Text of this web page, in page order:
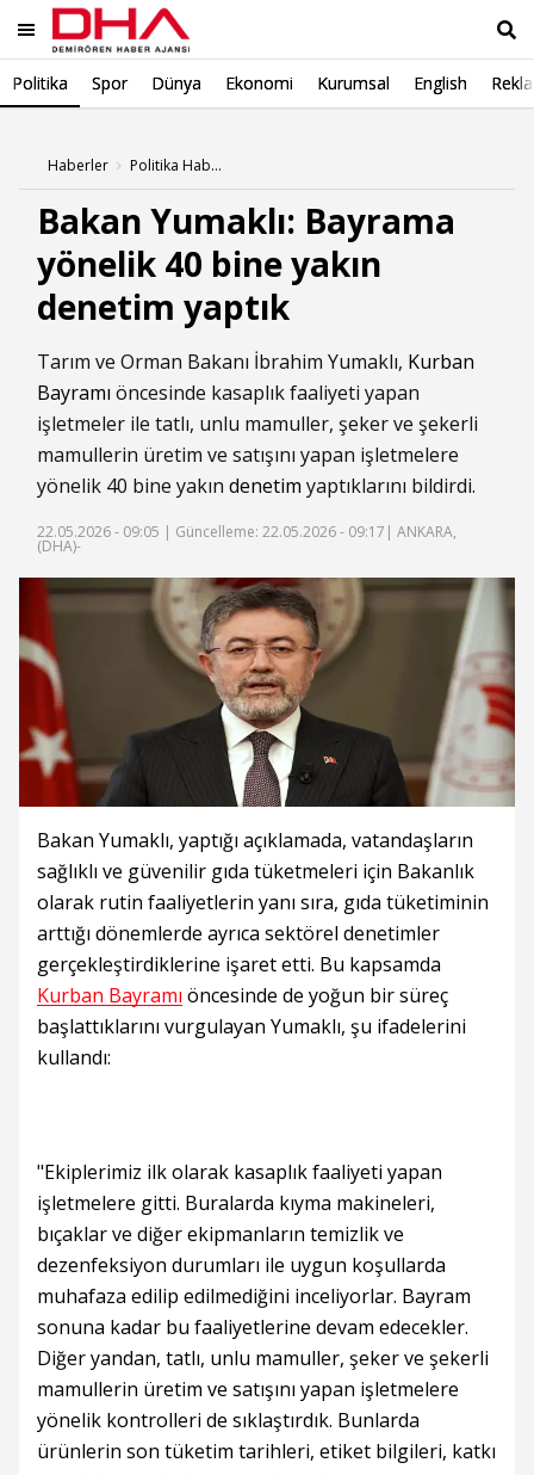
Politika Spor Dünya Ekonomi Kurumsal English
Haberler Politika Haberleri
Bakan Yumaklı: Bayrama
yönelik 40 bine yakın
denetim yaptık
Tarım ve Orman Bakanı İbrahim Yumaklı, Kurban
Bayramı öncesinde kasaplık faaliyeti yapan
işletmeler ile tatlı, unlu mamuller, şeker ve şekerli
mamullerin üretim ve satışını yapan işletmelere
yönelik 40 bine yakın denetim yaptıklarını bildirdi.
22.05.2026 - 09:05 | Güncelleme: 22.05.2026 - 09:17 | ANKARA,
(DHA)-
Bakan Yumaklı, yaptığı açıklamada, vatandaşların
sağlıklı ve güvenilir gıda tüketmeleri için Bakanlık
olarak rutin faaliyetlerin yanı sıra, gıda tüketiminin
arttığı dönemlerde ayrıca sektörel denetimler
gerçekleştirdiklerine işaret etti. Bu kapsamda
Kurban Bayramı öncesinde de yoğun bir süreç
başlattıklarını vurgulayan Yumaklı, şu ifadelerini
kullandı:
"Ekiplerimiz ilk olarak kasaplık faaliyeti yapan
işletmelere gitti. Buralarda kıyma makineleri,
bıçaklar ve diğer ekipmanların temizlik ve
dezenfeksiyon durumları ile uygun koşullarda
muhafaza edilip edilmediğini inceliyorlar. Bayram
sonuna kadar bu faaliyetlerine devam edecekler.
Diğer yandan, tatlı, unlu mamuller, şeker ve şekerli
mamullerin üretim ve satışını yapan işletmelere
yönelik kontrolleri de sıklaştırdık. Bunlarda
ürünlerin son tüketim tarihleri, etiket bilgileri, katkı